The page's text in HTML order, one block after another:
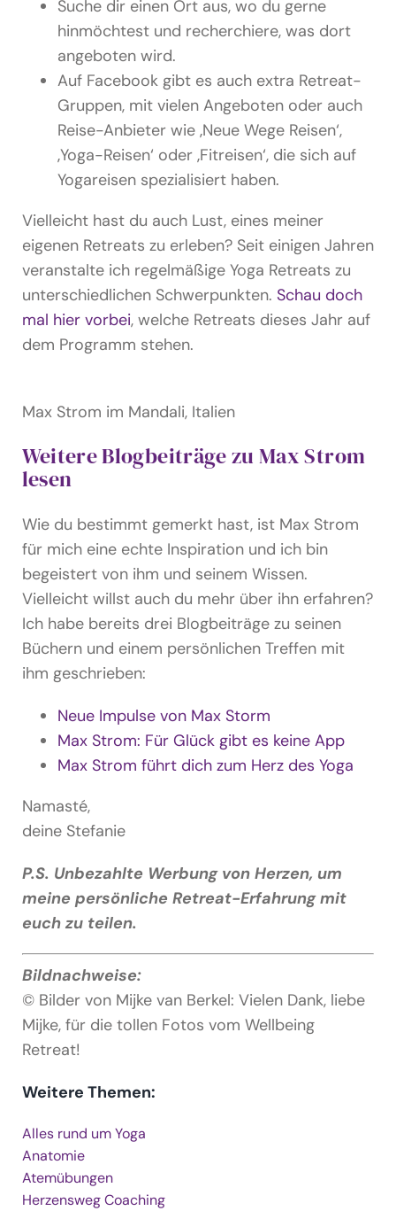
Suche dir einen Ort aus, wo du gerne
hinmöchtest und recherchiere, was dort
angeboten wird.
Auf Facebook gibt es auch extra Retreat-
Gruppen, mit vielen Angeboten oder auch
Reise-Anbieter wie ‚Neue Wege Reisen‘,
‚Yoga-Reisen‘ oder ‚Fitreisen‘, die sich auf
Yogareisen spezialisiert haben.
Vielleicht hast du auch Lust, eines meiner
eigenen Retreats zu erleben? Seit einigen Jahren
veranstalte ich regelmäßige Yoga Retreats zu
unterschiedlichen Schwerpunkten. Schau doch
mal hier vorbei, welche Retreats dieses Jahr auf
dem Programm stehen.
Max Strom im Mandali, Italien
Weitere Blogbeiträge zu Max Strom
lesen
Wie du bestimmt gemerkt hast, ist Max Strom
für mich eine echte Inspiration und ich bin
begeistert von ihm und seinem Wissen.
Vielleicht willst auch du mehr über ihn erfahren?
Ich habe bereits drei Blogbeiträge zu seinen
Büchern und einem persönlichen Treffen mit
ihm geschrieben:
Neue Impulse von Max Storm
Max Strom: Für Glück gibt es keine App
Max Strom führt dich zum Herz des Yoga
Namasté,
deine Stefanie
P.S. Unbezahlte Werbung von Herzen, um
meine persönliche Retreat-Erfahrung mit
euch zu teilen.
Bildnachweise:
© Bilder von Mijke van Berkel: Vielen Dank, liebe
Mijke, für die tollen Fotos vom Wellbeing
Retreat!
Weitere Themen:
Alles rund um Yoga
Anatomie
Atemübungen
Herzensweg Coaching